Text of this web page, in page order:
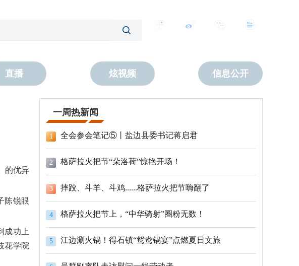
直播 炫视频 信息公开
的优异
陈锐眼
成功上
花学院
一周热新闻
1 全会参会笔记⑤丨盐边县委书记蒋启君
2 格萨拉火把节“朵洛荷”惊艳开场！
3 摔跤、斗羊、斗鸡......格萨拉火把节嗨翻了
4 格萨拉火把节上，“中华骑射”圈粉无数！
5 江边涮火锅！得石镇“鸳鸯锅宴”点燃夏日文旅